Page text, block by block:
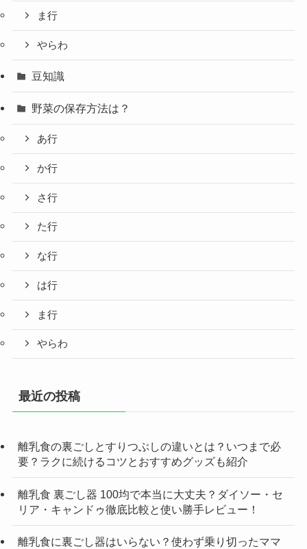
ま行
やらわ
豆知識
野菜の保存方法は？
あ行
か行
さ行
た行
な行
は行
ま行
やらわ
最近の投稿
離乳食の裏ごしとすりつぶしの違いとは？いつまで必
要？ラクに続けるコツとおすすめグッズも紹介
離乳食 裏ごし器 100均で本当に大丈夫？ダイソー・セ
リア・キャンドゥ徹底比較と使い勝手レビュー！
離乳食に裏ごし器はいらない？使わず乗り切ったママ